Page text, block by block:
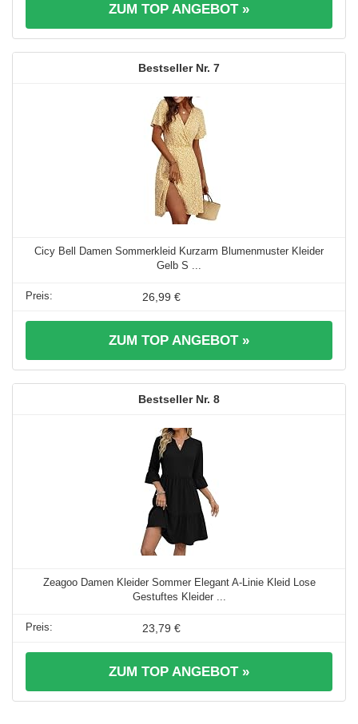
ZUM TOP ANGEBOT »
7
Cicy Bell Damen Sommerkleid Kurzarm Blumenmuster Kleider
Gelb S ...
26,99 €
ZUM TOP ANGEBOT »
8
Zeagoo Damen Kleider Sommer Elegant A-Linie Kleid Lose
Gestuftes Kleider ...
23,79 €
ZUM TOP ANGEBOT »